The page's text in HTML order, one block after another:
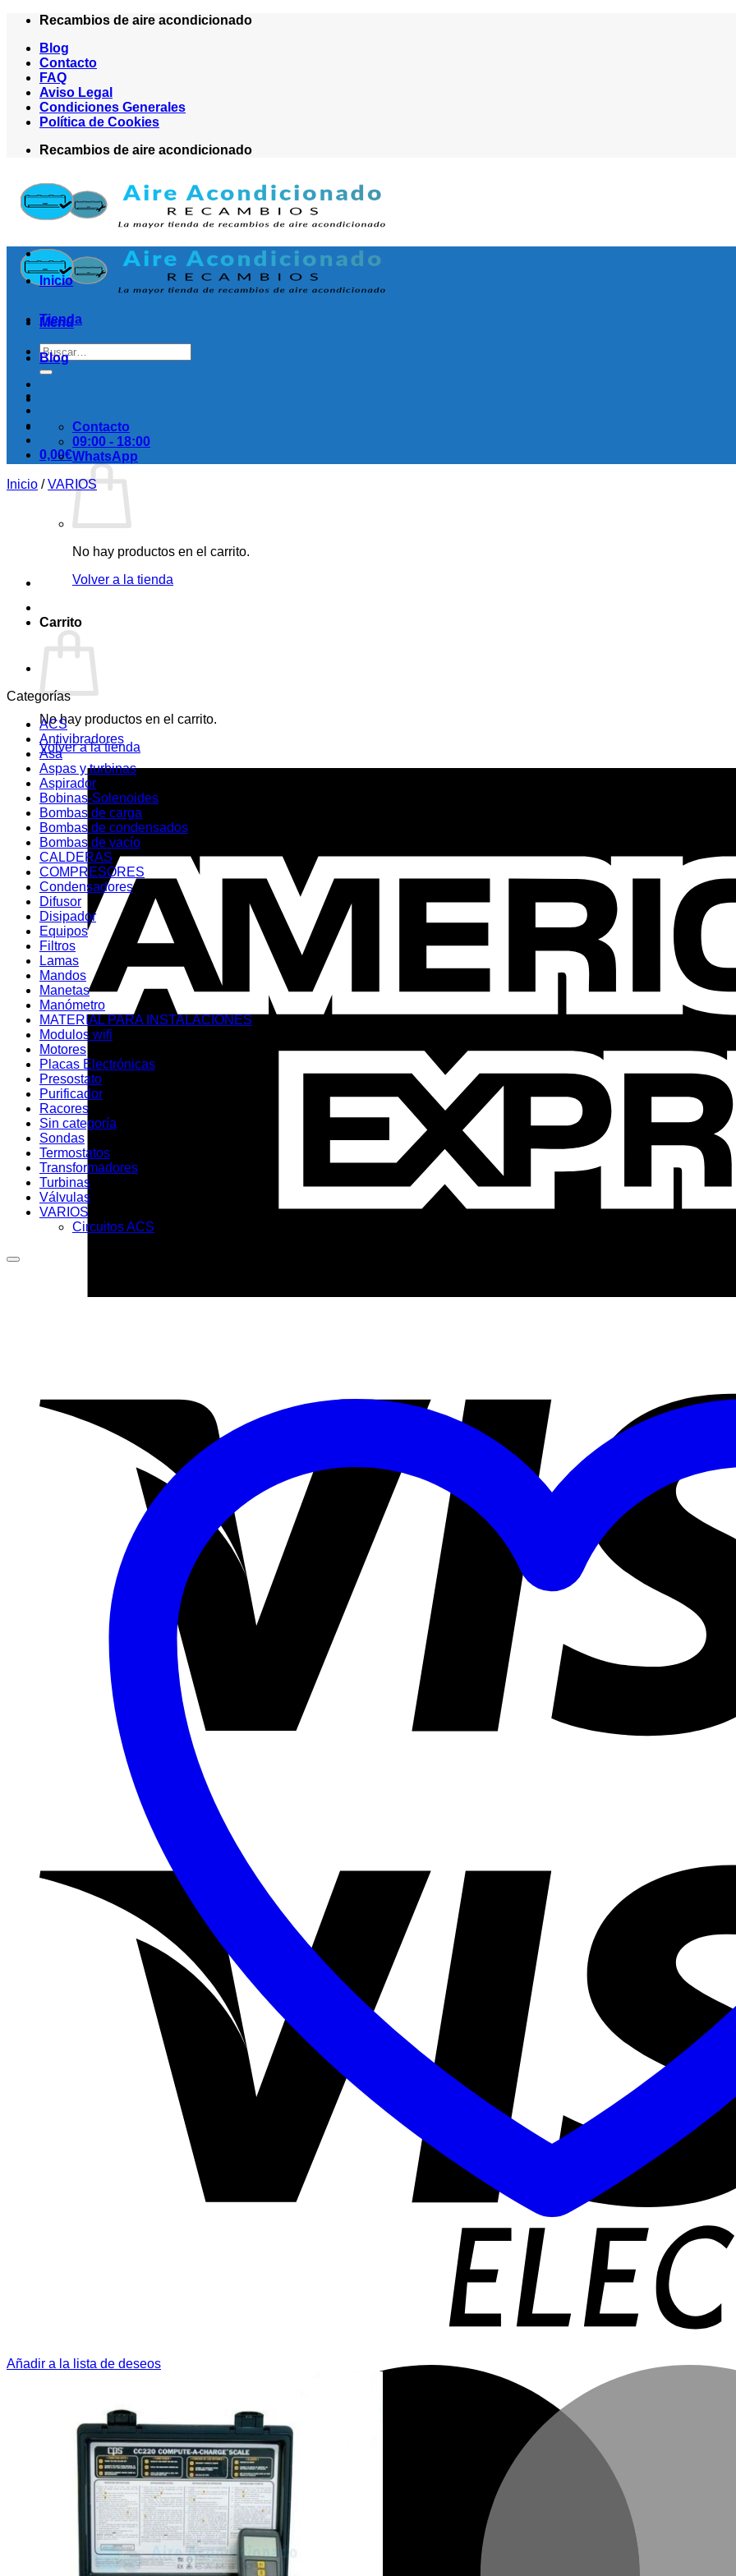
Saltar
contenido
Recambios de aire acondicionado
Blog
Contacto
FAQ
Aviso Legal
Condiciones Generales
Política de Cookies
Recambios de aire acondicionado
Menú
Buscar
por:
0,00€
No hay productos en el carrito.
Volver a la tienda
Carrito
No hay productos en el carrito.
Volver a la tienda
Inicio
Tienda
Blog
Contacto
09:00 - 18:00
WhatsApp
Inicio / VARIOS
Categorías
ACS
Antivibradores
Asa
Aspas y turbinas
Aspirador
Bobinas-Solenoides
Bombas de carga
Bombas de condensados
Bombas de vacío
CALDERAS
COMPRESORES
Condensadores
Difusor
Disipador
Equipos
Filtros
Lamas
Mandos
Manetas
Manómetro
MATERIAL PARA INSTALACIONES
Modulos wifi
Motores
Placas Electrónicas
Presostato
Purificador
Racores
Sin categoría
Sondas
Termostatos
Transformadores
Turbinas
Válvulas
VARIOS
Circuitos ACS
Añadir a la lista de deseos